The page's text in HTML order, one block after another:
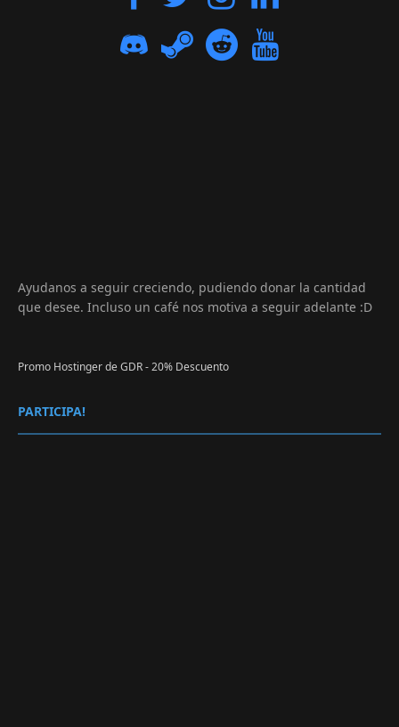
Ayudanos a seguir creciendo, pudiendo donar la cantidad
que desee. Incluso un café nos motiva a seguir adelante :D
Promo Hostinger de GDR - 20% Descuento
PARTICIPA!